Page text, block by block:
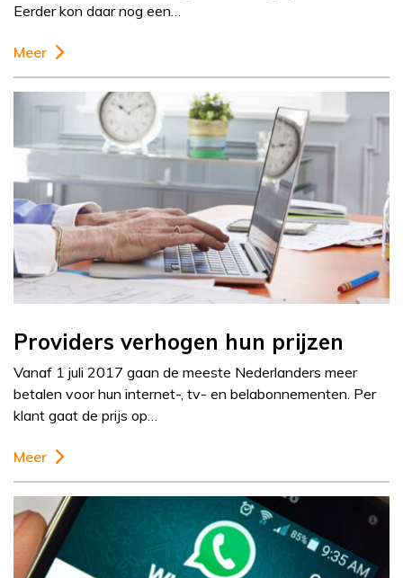
Eerder kon daar nog een…
Meer
Providers verhogen hun prijzen
Vanaf 1 juli 2017 gaan de meeste Nederlanders meer
betalen voor hun internet-, tv- en belabonnementen. Per
klant gaat de prijs op…
Meer